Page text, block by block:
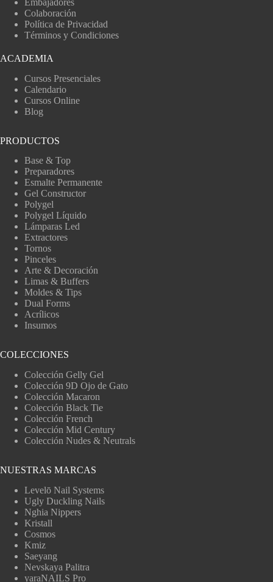
Colaboración
Política de Privacidad
Términos y Condiciones
ACADEMIA
Cursos Presenciales
Calendario
Cursos Online
Blog
PRODUCTOS
Base & Top
Preparadores
Esmalte Permanente
Gel Constructor
Polygel
Polygel Líquido
Lámparas Led
Extractores
Tornos
Pinceles
Arte & Decoración
Limas & Buffers
Moldes & Tips
Dual Forms
Acrílicos
Insumos
COLECCIONES
Colección Gelly Gel
Colección 9D Ojo de Gato
Colección Macaron
Colección Black Tie
Colección French
Colección Mid Century
Colección Nudes & Neutrals
NUESTRAS MARCAS
Levelō Nail Systems
Ugly Duckling Nails
Nghia Nippers
Kristall
Cosmos
Kmiz
Saeyang
Nevskaya Palitra
yaraNAILS Pro